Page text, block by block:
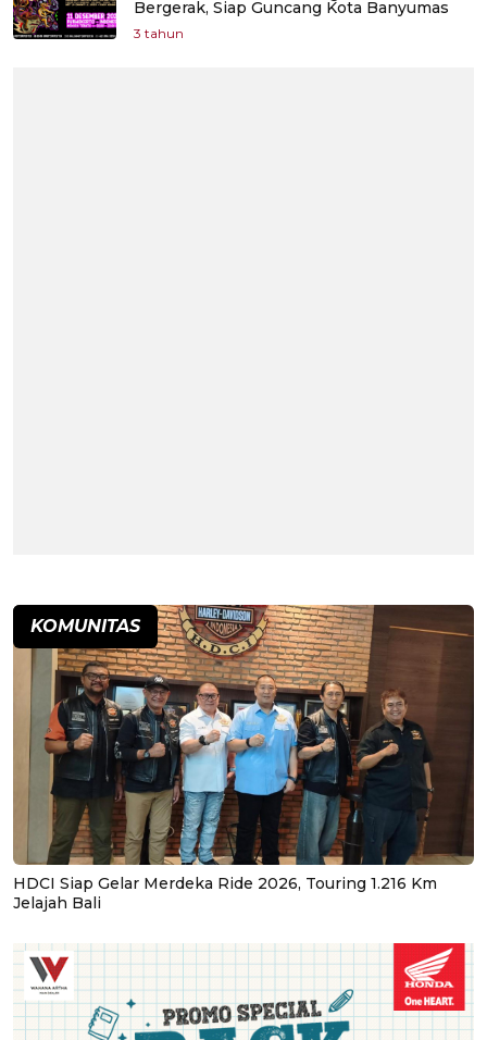
Bergerak, Siap Guncang Kota Banyumas
3 tahun
KOMUNITAS
HDCI Siap Gelar Merdeka Ride 2026, Touring 1.216 Km
Jelajah Bali